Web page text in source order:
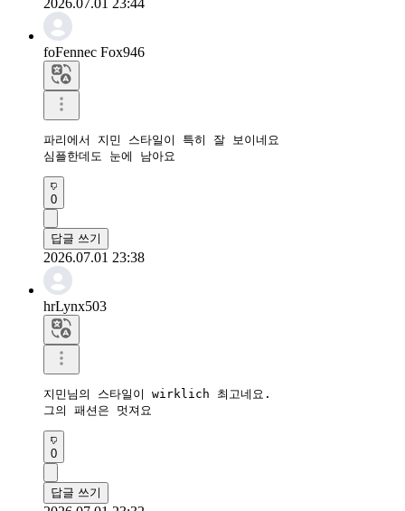
foFennec Fox946
파리에서 지민 스타일이 특히 잘 보이네요
심플한데도 눈에 남아요
0
답글 쓰기
2026.07.01 23:38
hrLynx503
지민님의 스타일이 wirklich 최고네요.
그의 패션은 멋져요
0
답글 쓰기